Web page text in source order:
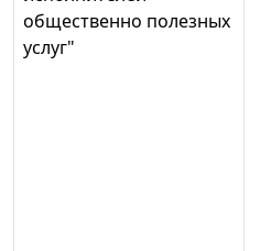
общественно полезных
услуг"